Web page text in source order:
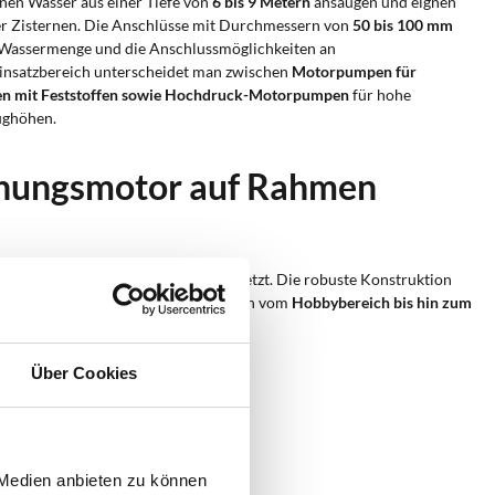
Über Cookies
anbieten zu können
Zisternen. Die Anschlüsse mit Durchmessern von 50 bis 100 mm
und die Anschlussmöglichkeiten an
unterscheidet man zwischen Motorpumpen für
mit Feststoffen sowie Hochdruck-Motorpumpenfür hohe
auf Rahmen
ohne Stromversorgung
eingesetzt. Die robuste Konstruktion
Die Einsatzbereiche reichen vom Hobbybereich bis hin zum
Kulturen;